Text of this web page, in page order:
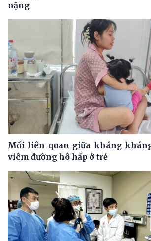
nặng
Mối liên quan giữa kháng
viêm đường hô hấp ở trẻ